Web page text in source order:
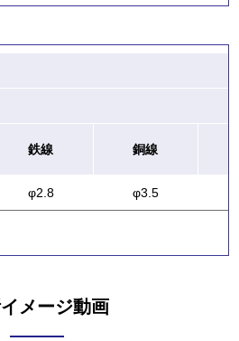
鉄線
銅線
φ2.8 φ3.5
メージ動画